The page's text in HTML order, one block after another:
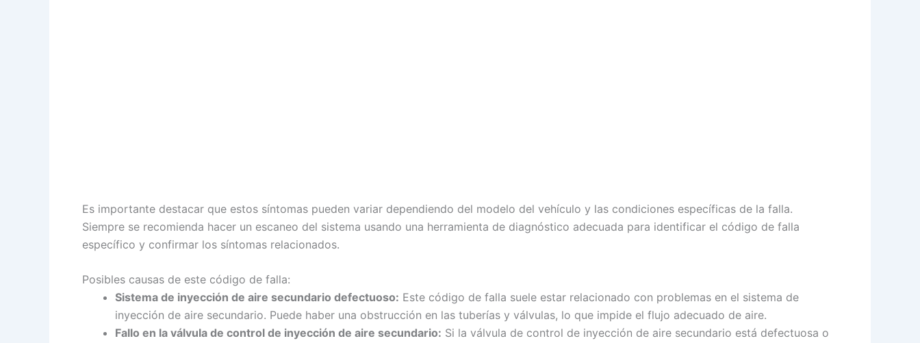
Es importante destacar que estos síntomas pueden variar dependiendo del modelo del vehículo y las condiciones específicas de la falla.
Siempre se recomienda hacer un escaneo del sistema usando una herramienta de diagnóstico adecuada para identificar el código de falla
específico y confirmar los síntomas relacionados.
Posibles causas de este código de falla:
Sistema de inyección de aire secundario defectuoso: Este código de falla suele estar relacionado con problemas en el sistema de
inyección de aire secundario. Puede haber una obstrucción en las tuberías y válvulas, lo que impide el flujo adecuado de aire.
Fallo en la válvula de control de inyección de aire secundario: Si la válvula de control de inyección de aire secundario está defectuosa o